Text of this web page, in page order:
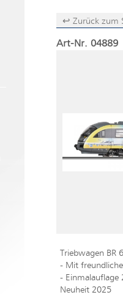
↩ Zurück zum
Art-Nr. 04889
Triebwagen BR
- Mit
- Einmalauflage
Neuheit 2025